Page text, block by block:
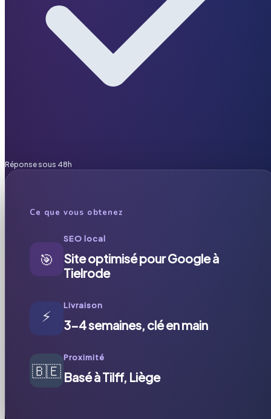
Réponse sous 48h
Ce que vous obtenez
🎯
SEO local
Site optimisé pour Google à
Tielrode
⚡
Livraison
3-4 semaines, clé en main
🇧🇪
Proximité
Basé à Tilff, Liège